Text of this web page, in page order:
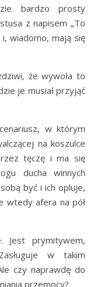
bardzo prosty
z napisem „To
i, wiadomo, mają się
że wywoła to
je musiał przyjąć
w którym
na koszulce
tęczę i ma się
ducha winnych
być i ich opluje,
wtedy afera na pół
Jest prymitywem,
w takim
czy naprawdę do
przemocy?